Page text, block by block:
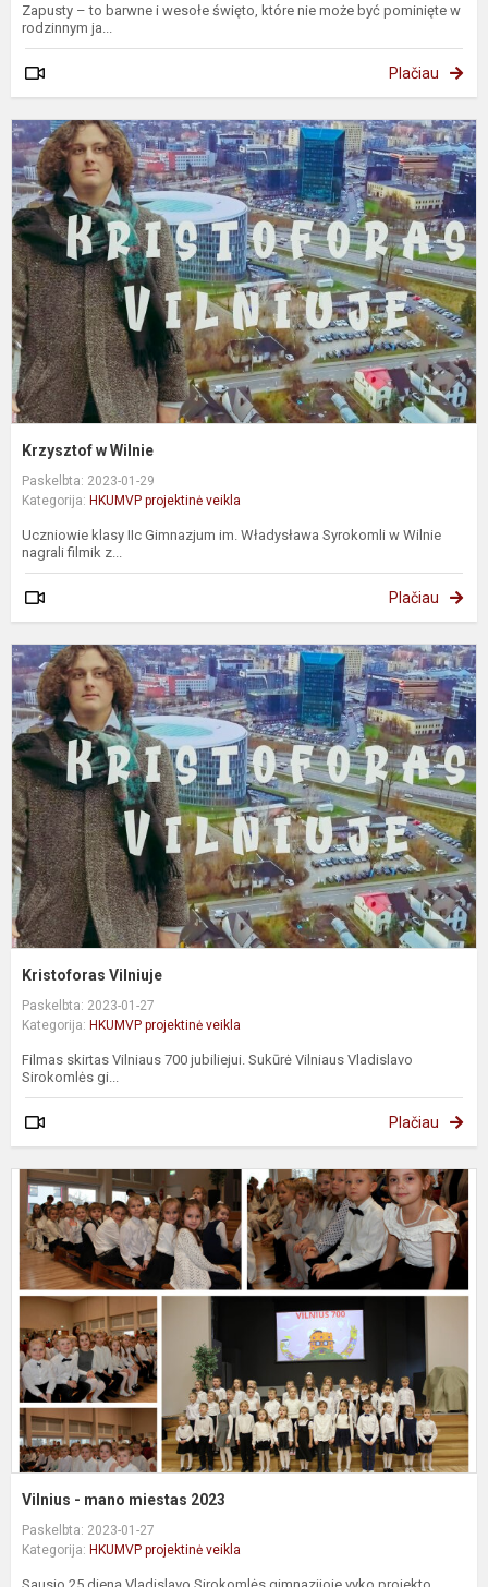
Zapusty – to barwne i wesołe święto, które nie może być pominięte w
rodzinnym ja...
Plačiau
Krzysztof w Wilnie
Paskelbta: 2023-01-29
Kategorija: HKUMVP projektinė veikla
Uczniowie klasy IIc Gimnazjum im. Władysława Syrokomli w Wilnie
nagrali filmik z...
Plačiau
Kristoforas Vilniuje
Paskelbta: 2023-01-27
Kategorija: HKUMVP projektinė veikla
Filmas skirtas Vilniaus 700 jubiliejui. Sukūrė Vilniaus Vladislavo
Sirokomlės gi...
Plačiau
Vilnius - mano miestas 2023
Paskelbta: 2023-01-27
Kategorija: HKUMVP projektinė veikla